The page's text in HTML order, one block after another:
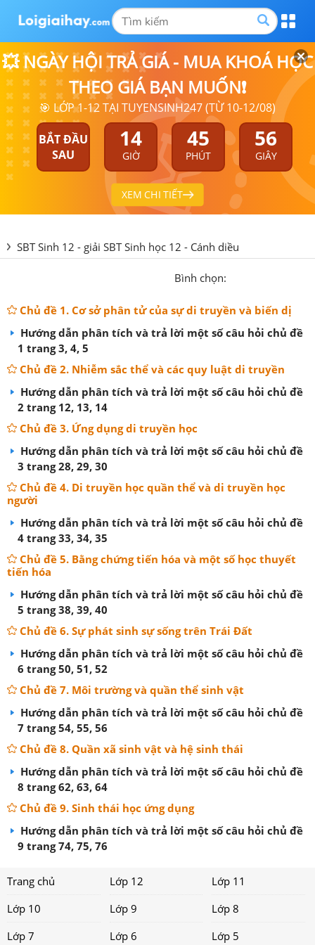
💥 NGÀY HỘI TRẢ GIÁ - MUA KHOÁ HỌC
THEO GIÁ BẠN MUỐN❗
🎯 LỚP 1-12 TẠI TUYENSINH247 (TỪ 10-12/08)
BẮT ĐẦU
SAU
14
GIỜ
45
PHÚT
56
GIÂY
XEM CHI TIẾT
SBT Sinh 12 - giải SBT Sinh học 12 - Cánh diều
Bình chọn:
Chủ đề 1. Cơ sở phân tử của sự di truyền và biến dị
Hướng dẫn phân tích và trả lời một số câu hỏi chủ đề
1 trang 3, 4, 5
Chủ đề 2. Nhiễm sắc thể và các quy luật di truyền
Hướng dẫn phân tích và trả lời một số câu hỏi chủ đề
2 trang 12, 13, 14
Chủ đề 3. Ứng dụng di truyền học
Hướng dẫn phân tích và trả lời một số câu hỏi chủ đề
3 trang 28, 29, 30
Chủ đề 4. Di truyền học quần thể và di truyền học
người
Hướng dẫn phân tích và trả lời một số câu hỏi chủ đề
4 trang 33, 34, 35
Chủ đề 5. Bằng chứng tiến hóa và một số học thuyết
tiến hóa
Hướng dẫn phân tích và trả lời một số câu hỏi chủ đề
5 trang 38, 39, 40
Chủ đề 6. Sự phát sinh sự sống trên Trái Đất
Hướng dẫn phân tích và trả lời một số câu hỏi chủ đề
6 trang 50, 51, 52
Chủ đề 7. Môi trường và quần thể sinh vật
Hướng dẫn phân tích và trả lời một số câu hỏi chủ đề
7 trang 54, 55, 56
Chủ đề 8. Quần xã sinh vật và hệ sinh thái
Hướng dẫn phân tích và trả lời một số câu hỏi chủ đề
8 trang 62, 63, 64
Chủ đề 9. Sinh thái học ứng dụng
Hướng dẫn phân tích và trả lời một số câu hỏi chủ đề
9 trang 74, 75, 76
Trang chủ Lớp 12
Lớp 11
Lớp 10
Lớp 9
Lớp 8
Lớp 7
Lớp 6 Lớp 5